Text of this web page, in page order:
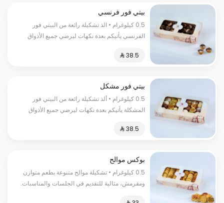
بيتي فور فرنسي
0.5 كيلوغرام • الذ تشكيلة رائعة من البيتي فور
الفرنسي يأتيكم بعدة نكهات ليرضي جميع الأذواق
بيتي فور مشكل
0.5 كيلوغرام • ألذ تشكيلة رائعة من البيتي فور
المشكلة يأتيكم بعدة نكهات ليرضي جميع الأذواق
بوكس موالح
0.5 كيلوغرام • تشكيلة موالح متنوعة بطعم متوازن
ومقرمش، مثالية للتقديم في الجلسات والمناسبات.